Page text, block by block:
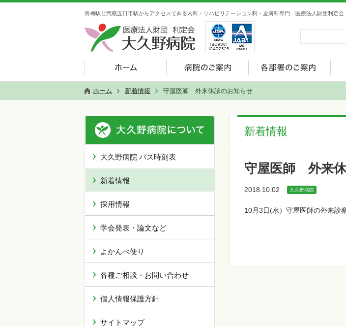
青梅駅と武蔵五日市駅からアクセスできる内科・リハビリテーション科・皮膚科専門 医療法人財団利定会
ホーム 新着情報 守屋医師 外来休診のお知らせ
新着情報
守屋医師 外来
2018.10.02 大久野病院
10月3日(水）守屋医師の外来診
大久野病院 バス時刻表
新着情報
採用情報
学会発表・論文など
よかんべ便り
各種ご相談・お問い合わせ
個人情報保護方針
サイトマップ